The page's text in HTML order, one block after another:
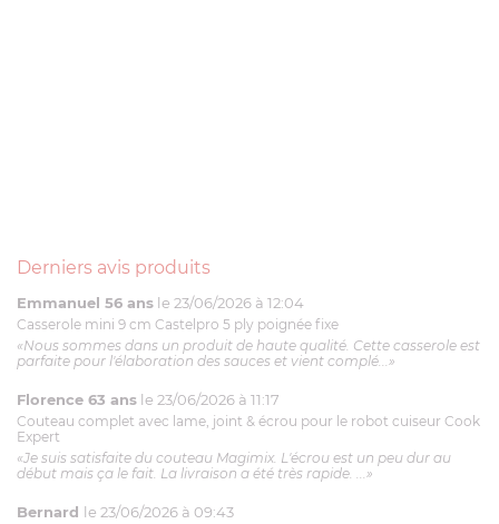
Derniers avis produits
Emmanuel 56 ans le 23/06/2026 à 12:04
Casserole mini 9 cm Castelpro 5 ply poignée fixe
«Nous sommes dans un produit de haute qualité. Cette casserole est
parfaite pour l'élaboration des sauces et vient complé...»
Florence 63 ans le 23/06/2026 à 11:17
Couteau complet avec lame, joint & écrou pour le robot cuiseur Cook
Expert
«Je suis satisfaite du couteau Magimix. L'écrou est un peu dur au
début mais ça le fait. La livraison a été très rapide. ...»
Bernard le 23/06/2026 à 09:43